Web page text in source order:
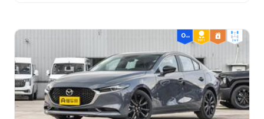
Способ открытия дверей -
Тип кузова -
ТОП 1 2wd